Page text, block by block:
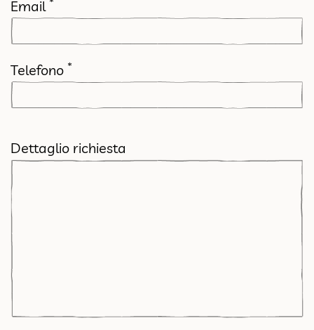
Email
Telefono *
Dettaglio richiesta